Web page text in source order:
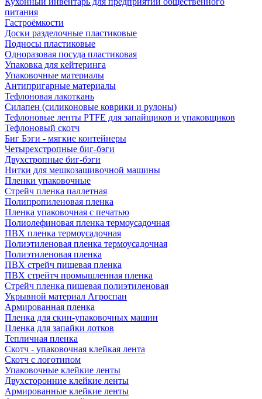
питания
Гастроёмкости
Доски разделочные пластиковые
Подносы пластиковые
Одноразовая посуда пластиковая
Упаковка для кейтеринга
Упаковочные материалы
Антипригарные материалы
Тефлоновая лакоткань
Силапен (силиконовые коврики и рулоны)
Тефлоновые ленты PTFE для запайщиков и упаковщиков
Тефлоновый скотч
Биг Бэги - мягкие контейнеры
Четырехстропные биг-бэги
Двухстропные биг-бэги
Нитки для мешкозашивочной машины
Пленки упаковочные
Стрейч пленка паллетная
Полипропиленовая пленка
Пленка упаковочная с печатью
Полиолефиновая пленка термоусадочная
ПВХ пленка термоусадочная
Полиэтиленовая пленка термоусадочная
Полиэтиленовая пленка
ПВХ стрейч пищевая пленка
ПВХ стрейтч промышленная пленка
Стрейч пленка пищевая полиэтиленовая
Укрывной материал Агроспан
Армированная пленка
Пленка для скин-упаковочных машин
Пленка для запайки лотков
Тепличная пленка
Скотч - упаковочная клейкая лента
Скотч с логотипом
Упаковочные клейкие ленты
Двухсторонние клейкие ленты
Армированные клейкие ленты